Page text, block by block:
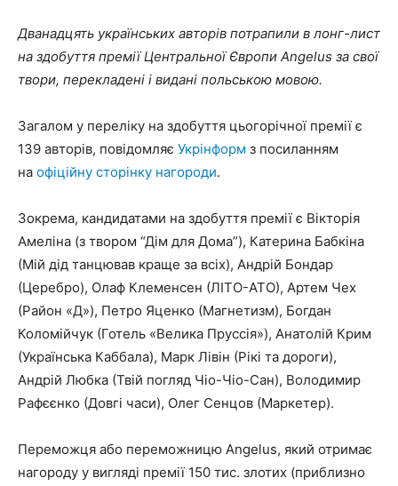
Дванадцять українських авторів потрапили в лонг-лист
на здобуття премії Центральної Європи Angelus за свої
твори, перекладені і видані польською мовою.
Загалом у переліку на здобуття цьогорічної премії є
139 авторів, повідомляє Укрінформ з посиланням
на офіційну сторінку нагороди.
Зокрема, кандидатами на здобуття премії є Вікторія
Амеліна (з твором “Дім для Дома”), Катерина Бабкіна
(Мій дід танцював краще за всіх), Андрій Бондар
(Церебро), Олаф Клеменсен (ЛІТО-АТО), Артем Чех
(Район «Д»), Петро Яценко (Магнетизм), Богдан
Коломійчук (Готель «Велика Пруссія»), Анатолій Крим
(Українська Каббала), Марк Лівін (Рікі та дороги),
Андрій Любка (Твій погляд Чіо-Чіо-Сан), Володимир
Рафєєнко (Довгі часи), Олег Сенцов (Маркетер).
Переможця або переможницю Angelus, який отримає
нагороду у вигляді премії 150 тис. злотих (приблизно